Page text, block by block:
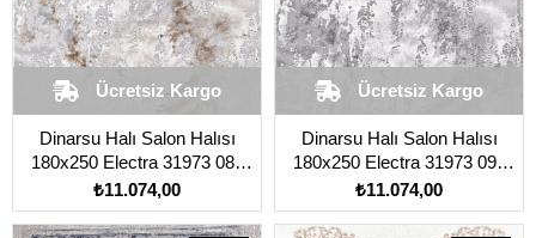
Dinarsu Halı Salon Halısı
180x250 Electra 31973 080
Kahverengi Açık
₺11.074,00
Ücretsiz Kargo
Dinarsu Halı Salon Halısı
180x250 Electra 31973 095
Gri
₺11.074,00
Ücretsiz Kargo